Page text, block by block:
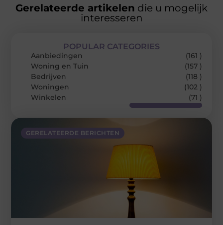
Gerelateerde artikelen die u mogelijk
interesseren
GERELATEERDE BERICHTEN
POPULAR CATEGORIES
Aanbiedingen
(161 )
Woning en Tuin
(157 )
Bedrijven
(118 )
Woningen
(102 )
Winkelen
(71 )